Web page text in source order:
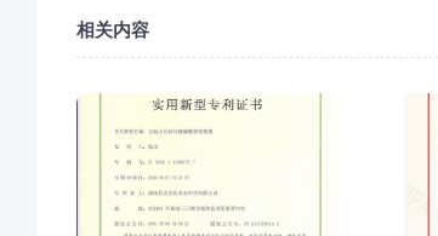
相关内容